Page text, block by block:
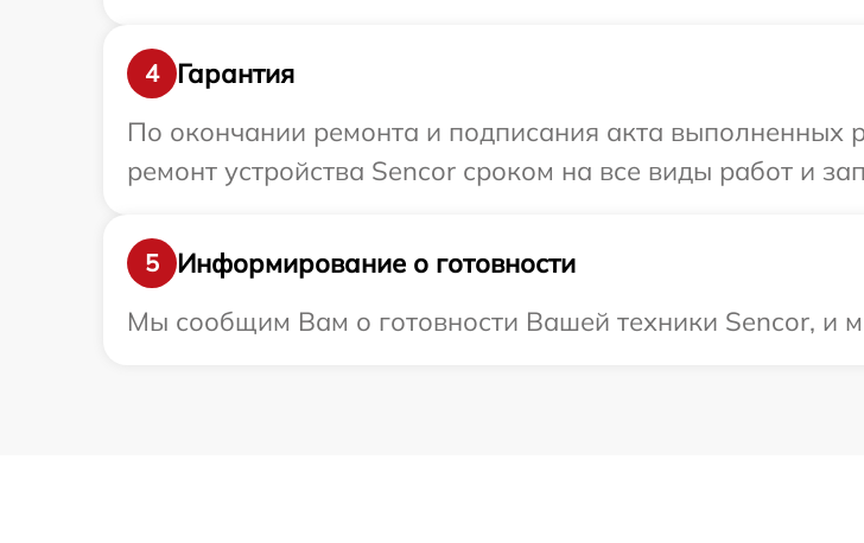
4
Гарантия
По окончании ремонта и подписания акта
ремонт устройства Sencor сроком на все виды работ и
5
Информирование о готовности
Мы сообщим Вам о готовности Вашей техники Sencor, и